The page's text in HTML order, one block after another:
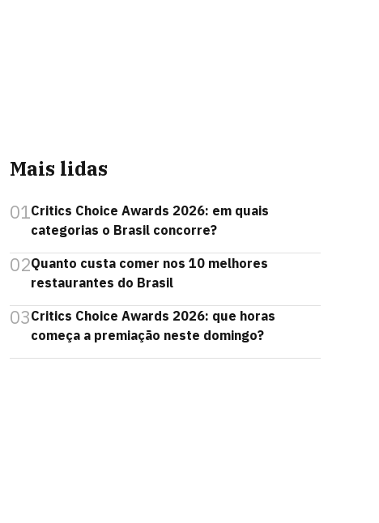
Mais lidas
01Critics Choice Awards 2026: em quais
categorias o Brasil concorre?
02Quanto custa comer nos 10 melhores
restaurantes do Brasil
03Critics Choice Awards 2026: que horas
começa a premiação neste domingo?